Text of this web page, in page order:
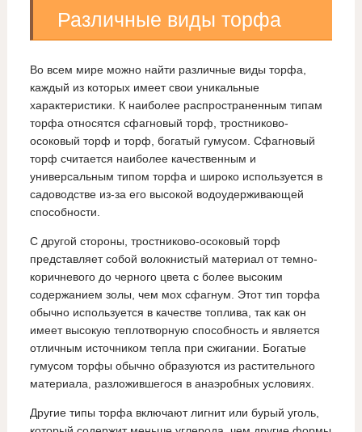
Различные виды торфа
Во всем мире можно найти различные виды торфа,
каждый из которых имеет свои уникальные
характеристики. К наиболее распространенным типам
торфа относятся сфагновый торф, тростниково-
осоковый торф и торф, богатый гумусом. Сфагновый
торф считается наиболее качественным и
универсальным типом торфа и широко используется в
садоводстве из-за его высокой водоудерживающей
способности.
С другой стороны, тростниково-осоковый торф
представляет собой волокнистый материал от темно-
коричневого до черного цвета с более высоким
содержанием золы, чем мох сфагнум. Этот тип торфа
обычно используется в качестве топлива, так как он
имеет высокую теплотворную способность и является
отличным источником тепла при сжигании. Богатые
гумусом торфы обычно образуются из растительного
материала, разложившегося в анаэробных условиях.
Другие типы торфа включают лигнит или бурый уголь,